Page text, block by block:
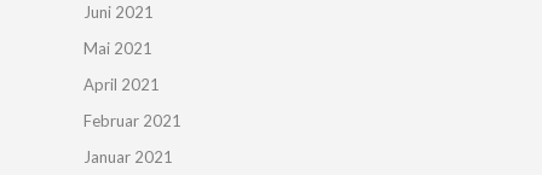
Juni 2021
Mai 2021
April 2021
Februar 2021
Januar 2021